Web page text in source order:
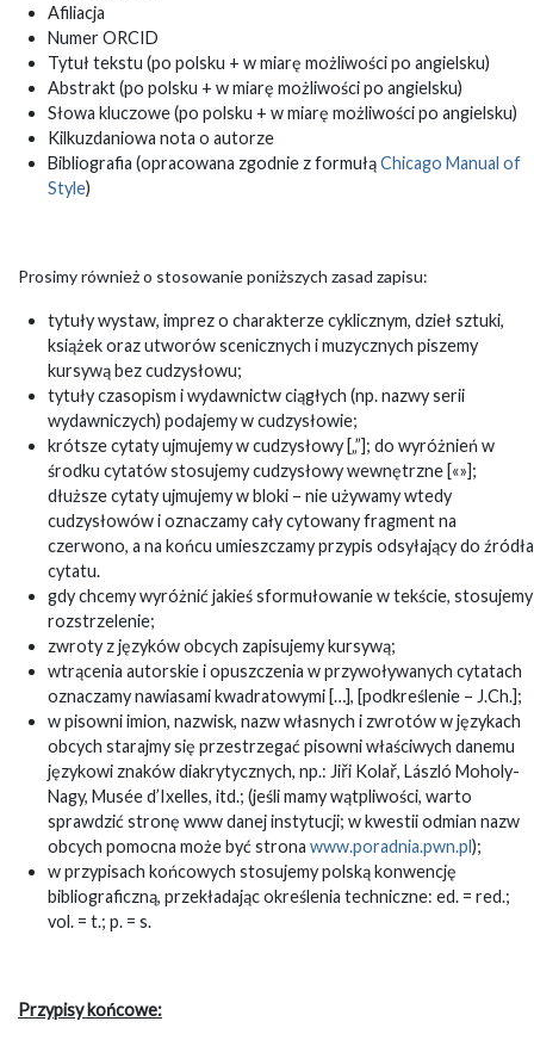
Afiliacja
Numer ORCID
Tytuł tekstu (po polsku + w miarę możliwości po angielsku)
Abstrakt (po polsku + w miarę możliwości po angielsku)
Słowa kluczowe (po polsku + w miarę możliwości po angielsku)
Kilkuzdaniowa nota o autorze
Bibliografia (opracowana zgodnie z formułąChicago Manual of
Style)
Prosimy również o stosowanie poniższych zasad zapisu:
tytuły wystaw, imprez o charakterze cyklicznym, dzieł sztuki,
książek oraz utworów scenicznych i muzycznych piszemy
kursywą bez cudzysłowu;
tytuły czasopism i wydawnictw ciągłych (np. nazwy serii
wydawniczych) podajemy w cudzysłowie;
krótsze cytaty ujmujemy w cudzysłowy [„”]; do wyróżnień w
środku cytatów stosujemy cudzysłowy wewnętrzne [«»];
dłuższe cytaty ujmujemy w bloki – nie używamy wtedy
cudzysłowów i oznaczamy cały cytowany fragment na
czerwono, a na końcu umieszczamy przypis odsyłający do źródła
cytatu.
gdy chcemy wyróżnić jakieś sformułowanie w tekście, stosujemy
rozstrzelenie;
zwroty z języków obcych zapisujemy kursywą;
wtrącenia autorskie i opuszczenia w przywoływanych cytatach
oznaczamy nawiasami kwadratowymi […], [podkreślenie – J.Ch.];
w pisowni imion, nazwisk, nazw własnych i zwrotów w językach
obcych starajmy się przestrzegać pisowni właściwych danemu
językowi znaków diakrytycznych, np.: Jiři Kolař, László Moholy-
Nagy, Musée d’Ixelles, itd.; (jeśli mamy wątpliwości, warto
sprawdzić stronę www danej instytucji; w kwestii odmian nazw
obcych pomocna może być strona www.poradnia.pwn.pl);
w przypisach końcowych stosujemy polską konwencję
bibliograficzną, przekładając określenia techniczne: ed. = red.;
vol. = t.; p. = s.
Przypisy końcowe: